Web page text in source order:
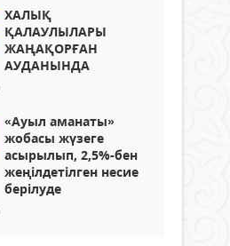
ХАЛЫҚ
ҚАЛАУЛЫЛАРЫ
ЖАҢАҚОРҒАН
АУДАНЫНДА
«Ауыл аманаты»
жобасы жүзеге
асырылып, 2,5%-бен
жеңілдетілген несие
берілуде